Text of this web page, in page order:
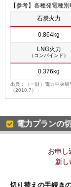
【参考】各種発電種
石炭火力
0.864kg
LNG火力
（コンバインド）
0.376kg
出典：（一財）電力中央
（2010.7）」
電力プランの
お申し
新し
切り替えの手続き